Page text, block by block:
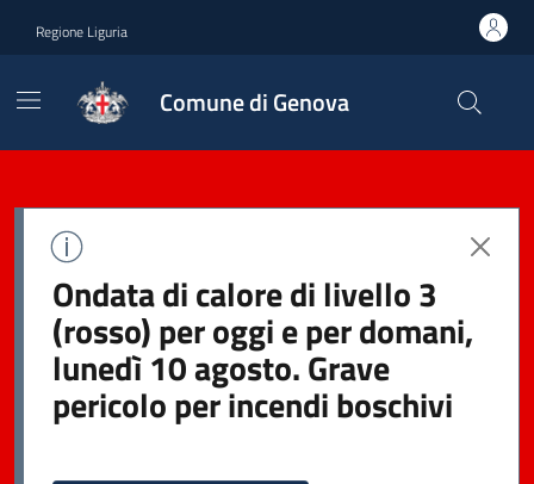
Regione Liguria
Comune di Genova
Ondata di calore di livello 3
(rosso) per oggi e per domani,
lunedì 10 agosto. Grave
pericolo per incendi boschivi